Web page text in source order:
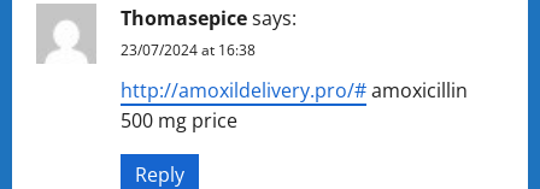
Thomasepicesays:
23/07/2024 at 16:38
http://amoxildelivery.pro/#amoxicillin
500 mg price
Reply